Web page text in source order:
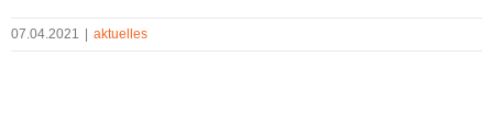
07.04.2021 | aktuelles